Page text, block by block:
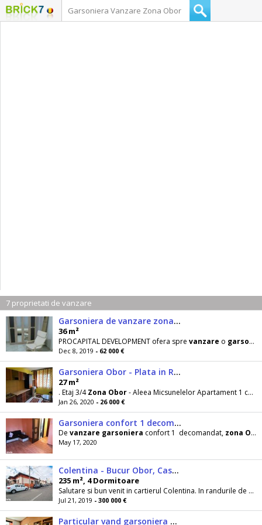
7 proprietati de vanzare
Garsoniera de vanzare zona Obor-bloc mixt
36 m²
PROCAPITAL DEVELOPMENT ofera spre vanzare o garsoniera
Dec 8, 2019 - 62 000 €
Garsoniera Obor - Plata in Rate
27 m²
. Etaj 3/4Zona Obor- Aleea Micsunelelor Apartament 1 camera decomandat (hol lung) - bucatarie si
Jan 26, 2020 - 26 000 €
Garsoniera confort 1 decomandata cu imbunatatiri
De vanzare garsoniera confort 1 decomandat, zona Obor
May 17, 2020
Colentina - Bucur Obor, Casa familiei tale te asteapta!
235 m², 4 Dormitoare
Salutare si bun venit in cartierul Colentina. In randurile de mai jos, te invit sa descoperi un imobil complet si complex, ce iti poate gazdui...
Jul 21, 2019 - 300 000 €
Particular vand garsoniera mare in zona centrala in vila cu curte